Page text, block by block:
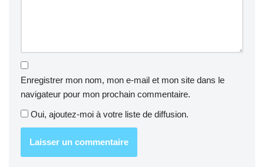
Enregistrer mon nom, mon e-mail et mon site dans le
navigateur pour mon prochain commentaire.
Oui, ajoutez-moi à votre liste de diffusion.